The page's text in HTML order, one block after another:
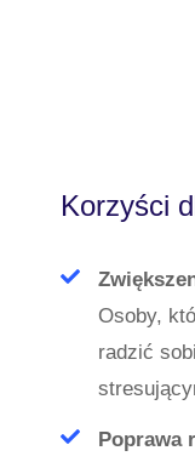
Korzyści
Osoby,
radzić
Poprawa